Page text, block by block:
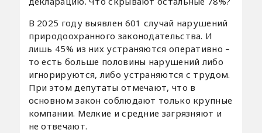
В 2025 году выявлен 601 случай нарушений
природоохранного законодательства. И
лишь 45% из них устраняются оперативно –
то есть больше половины нарушений либо
игнорируются, либо устраняются с трудом.
При этом депутаты отмечают, что в
основном закон соблюдают только крупные
компании. Мелкие и средние загрязняют и
не отвечают.